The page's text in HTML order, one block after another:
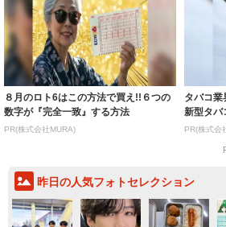
８月のロト6はこの方法で買え!!６つの
数字が『完全一致』する方法
PR(株式会社MURA)
タバコ業
新型タバ
PR(株式会
昨日の人気フォトセレクション